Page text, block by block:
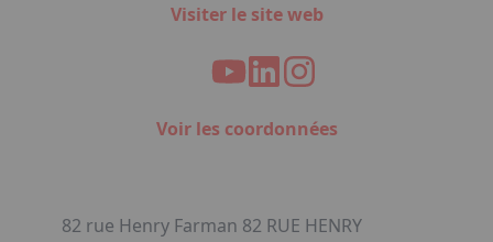
Visiter le site web
Voir les coordonnées
82 rue Henry Farman 82 RUE HENRY